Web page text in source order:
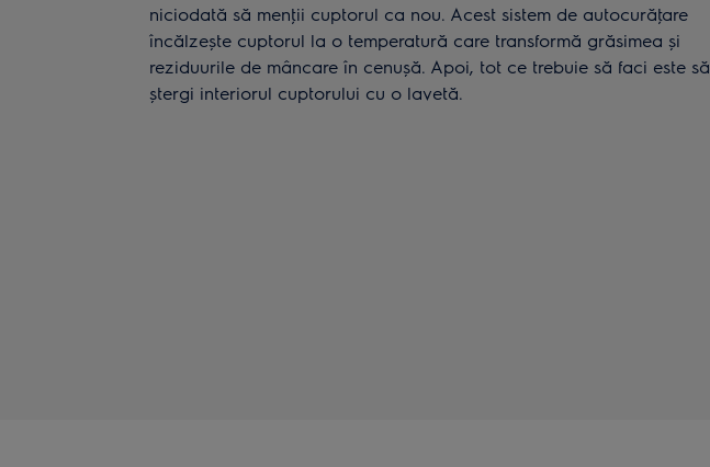
niciodată să menţii cuptorul ca nou. Acest sistem de autocurăţare
încălzește cuptorul la o temperatură care transformă grăsimea și
reziduurile de mâncare în cenușă. Apoi, tot ce trebuie să faci este să
ștergi interiorul cuptorului cu o lavetă.